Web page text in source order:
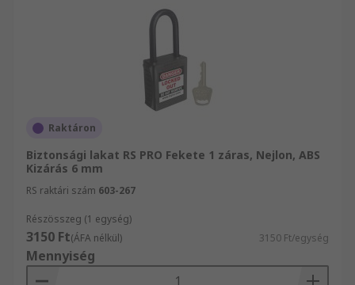
Raktáron
Biztonsági lakat RS PRO Fekete 1 záras, Nejlon, ABS
Kizárás 6 mm
RS raktári szám 603-267
Részösszeg (1 egység)
3150 Ft(ÁFA nélkül) 3150 Ft/egység
Mennyiség